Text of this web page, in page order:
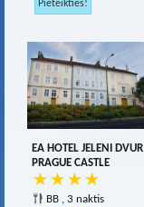
EA HOTEL JELENI DVUR
PRAGUE CASTLE
BB , 3 naktis